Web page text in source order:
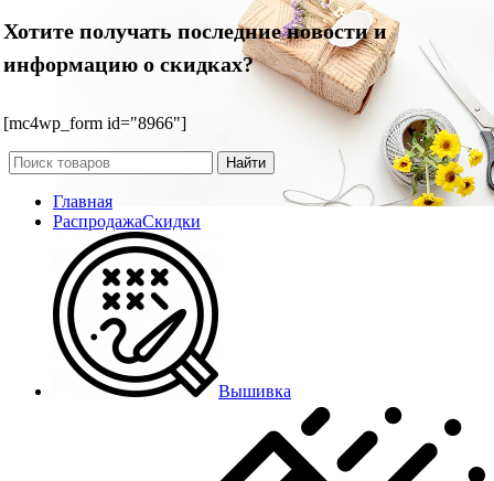
Хотите получать последние новости и
информацию о скидках?
[mc4wp_form id="8966"]
Найти
Главная
РаспродажаСкидки
Вышивка